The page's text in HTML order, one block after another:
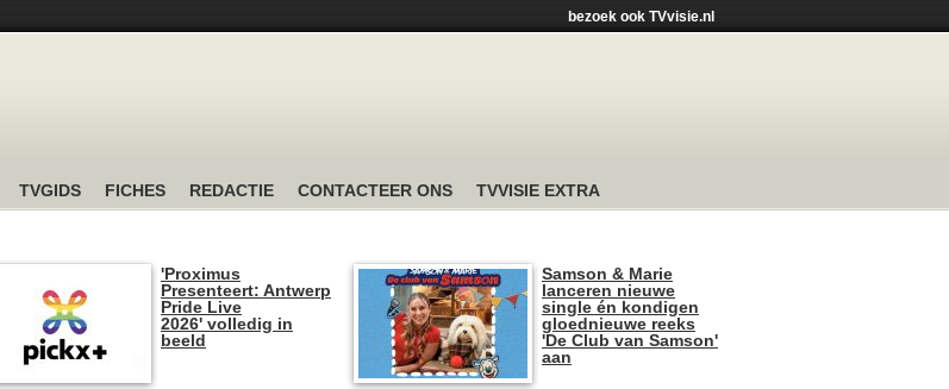
bezoek ook TVvisie.nl
TVGIDS FICHES REDACTIE CONTACTEER ONS TVVISIE EXTRA
'Proximus
Presenteert: Antwerp
Pride Live
2026' volledig in
beeld
Samson & Marie
lanceren nieuwe
single én kondigen
gloednieuwe reeks
'De Club van Samson'
aan